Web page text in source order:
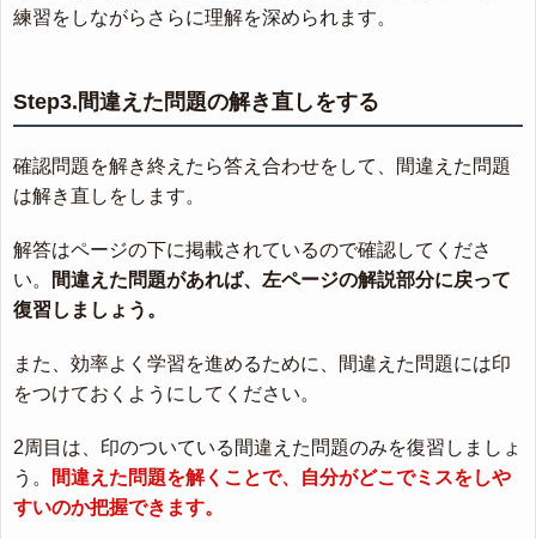
練習をしながらさらに理解を深められます。
Step3.間違えた問題の解き直しをする
確認問題を解き終えたら答え合わせをして、間違えた問題
は解き直しをします。
解答はページの下に掲載されているので確認してくださ
い。
間違えた問題があれば、左ページの解説部分に戻って
復習しましょう。
また、効率よく学習を進めるために、間違えた問題には印
をつけておくようにしてください。
2周目は、印のついている間違えた問題のみを復習しましょ
う。
間違えた問題を解くことで、自分がどこでミスをしや
すいのか把握できます。